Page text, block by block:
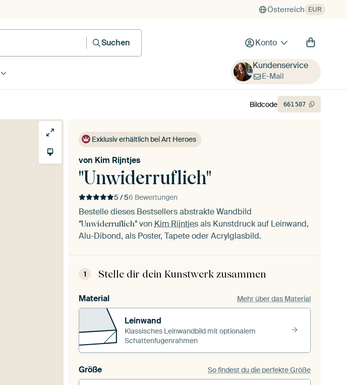
Österreich EUR
Suchen
Konto
Kundenservice
E-Mail
Exklusiv erhältlich bei Art Heroes
"Unwiderruflich"
von Kim Rijntjes
5 / 56 Bewertungen
Bestelle dieses Bestsellers abstrakte Wandbild
"Unwiderruflich" von Kim Rijntjesals Kunstdruck auf Leinwand,
Alu-Dibond, als Poster, Tapete oder Acrylglasbild.
1 Stelle dir dein Kunstwerk zusammen
Material Mehr über das Material
Leinwand
Klassisches Leinwandbild mit optionalem
Schattenfugenrahmen
Größe So findest du die perfekte Größe
Bildcode 661507